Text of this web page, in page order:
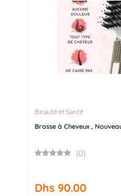
Beauté et Santé
Brosse à Cheveux ,
(0)
Dhs 90.00